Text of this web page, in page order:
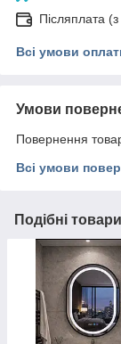
Післяплата
Всі умови
Умови
Повернення
Всі умови
Подібні